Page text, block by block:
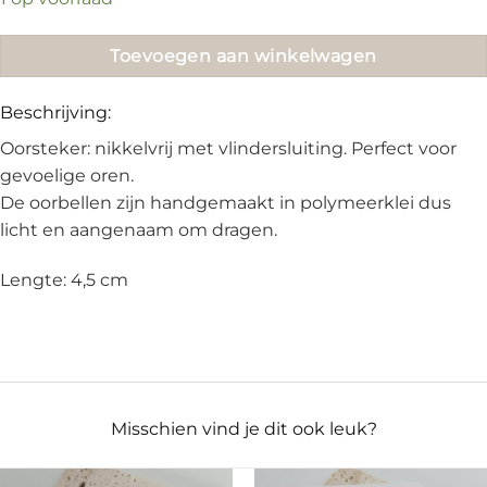
Toevoegen aan winkelwagen
Beschrijving:
Oorsteker: nikkelvrij met vlindersluiting. Perfect voor
gevoelige oren.
De oorbellen zijn handgemaakt in polymeerklei dus
licht en aangenaam om dragen.
Lengte: 4,5 cm
Misschien vind je dit ook leuk?